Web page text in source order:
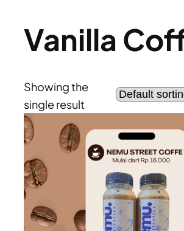
Vanilla
Showing the
single result